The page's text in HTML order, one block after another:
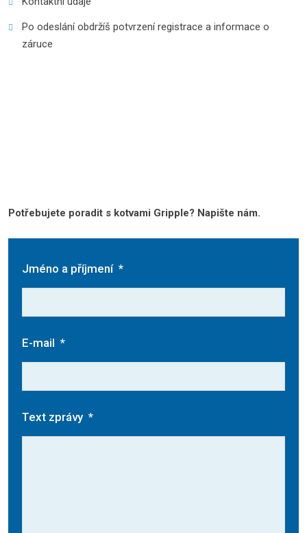
Po odeslání obdržíš potvrzení registrace a informace o
záruce
Potřebujete poradit s kotvami Gripple? Napište nám.
Jméno a příjmení *
E-mail *
Text zprávy *